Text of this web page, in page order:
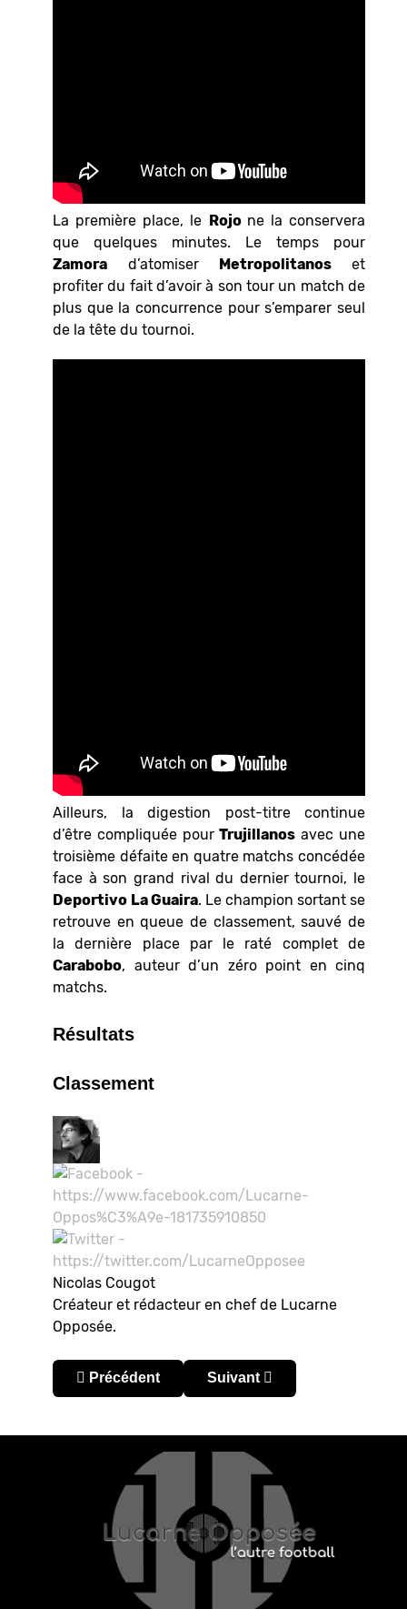
La première place, le Rojo ne la conservera
que quelques minutes. Le temps pour
Zamora d’atomiser Metropolitanoset
profiter du fait d’avoir à son tour un match de
plus que la concurrence pour s’emparer seul
de la tête du tournoi.
Ailleurs, la digestion post-titre continue
d’être compliquée pourTrujillanos avec une
troisième défaite en quatre matchs concédée
face à son grand rival du dernier tournoi, le
Deportivo La Guaira. Le champion sortant se
retrouve en queue de classement, sauvé de
la dernière place par le raté complet de
Carabobo, auteur d’un zéro point en cinq
matchs.
Résultats
Classement
Nicolas Cougot
Créateur et rédacteur en chef de Lucarne
Opposée.
Article précédent : Venezuela : Zamora
Précédent Article suivant : Venezuela :
Suivant